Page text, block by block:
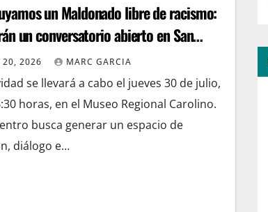
un Maldonado libre de racismo:
un conversatorio abierto en San
el Mes de la Afrodescendencia
20, 2026 MARC GARCIA
se llevará a cabo el jueves 30 de julio,
horas, en el Museo Regional Carolino.
busca generar un espacio de
diálogo e…